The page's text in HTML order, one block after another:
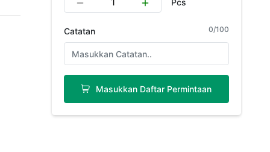
Pcs
Catatan 0/100
Masukkan Daftar Permintaan